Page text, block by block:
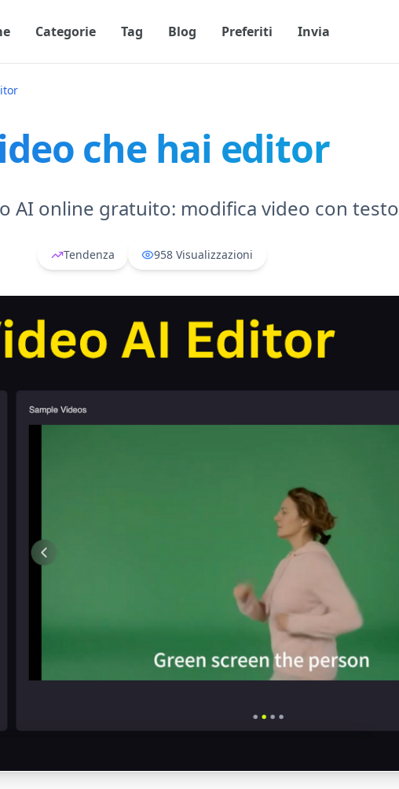
Categorie Tag Blog Preferiti Invia
che hai editor
AI online gratuito: modifica video con testo
Tendenza 958 Visualizzazioni